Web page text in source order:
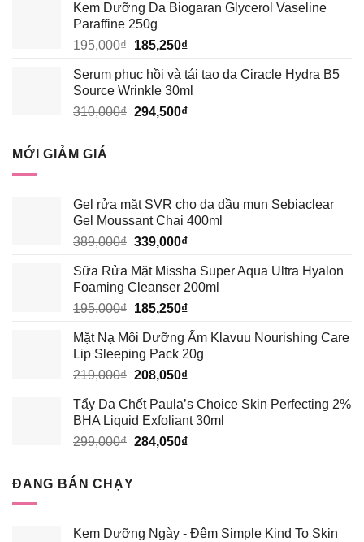
30,000₫.là:
Kem Dưỡng Da Biogaran Glycerol Vaseline
Paraffine 250g
195,000₫ Giá
là:
195,000₫.
185,250₫Giá
tại
là:
185,250₫.
Serum phục hồi và tái tạo da Ciracle Hydra B5
Source Wrinkle 30ml
310,000₫ Giá
294,500₫Giá
MỚI GIẢM GIÁ
Gel rửa mặt SVR cho da dầu mụn Sebiaclear
Gel Moussant Chai 400ml
389,000₫ Giá
là:
389,000₫.
339,000₫Giá
tại
là:
339,000₫.
Sữa Rửa Mặt Missha Super Aqua Ultra Hyalon
Foaming Cleanser 200ml
195,000₫ Giá
là:
195,000₫.
185,250₫Giá
tại
là:
185,250₫.
Mặt Nạ Môi Dưỡng Ẩm Klavuu Nourishing Care
Lip Sleeping Pack 20g
219,000₫ Giá
là:
219,000₫.
208,050₫Giá
tại
là:
208,050₫.
Tẩy Da Chết Paula’s Choice Skin Perfecting 2%
BHA Liquid Exfoliant 30ml
299,000₫ Giá
284,050₫Giá
ĐANG BÁN CHẠY
Kem Dưỡng Ngày - Đêm Simple Kind To Skin